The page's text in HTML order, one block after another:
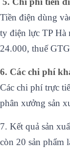
Tiền điện dùng
ty điện lực TP Hà
24.000, thuế
6. Các chi phí
Các chi phí trực
phân xưởng sản
7. Kết quả sản
còn 20 sản phẩm